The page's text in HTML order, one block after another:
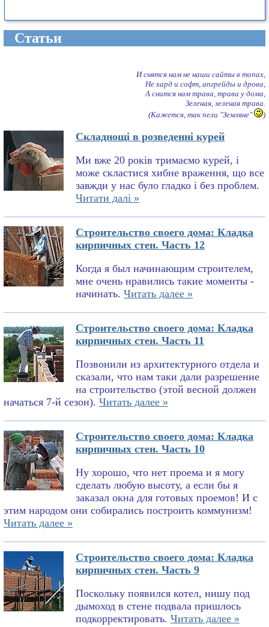
Cтатьи
И снятся нам не наши сайты в топах,
Не хард и софт, апгрейды и дрова,
А снится нам трава, трава у дома,
Зеленая, зеленая трава.
(Кажется, так пели "Земляне"
)
Складнощі в розведенні курей
Ми вже 20 років тримаємо курей, і
може скластися хибне враження, що все
завжди у нас було гладко і без проблем.
Читати далі »
Строительство своего дома: Кладка
кирпичных стен. Часть 12
Когда я был начинающим строителем,
мне очень нравились такие моменты -
начинать. Читать далее »
Строительство своего дома: Кладка
кирпичных стен. Часть 11
Позвонили из архитектурного отдела и
сказали, что нам таки дали разрешение
на строительство (этой весной должен
начаться 7-й сезон). Читать далее »
Строительство своего дома: Кладка
кирпичных стен. Часть 10
Ну хорошо, что нет проема и я могу
сделать любую высоту, а если бы я
заказал окна для готовых проемов! И с
этим народом они собирались построить коммунизм!
Читать далее »
Строительство своего дома: Кладка
кирпичных стен. Часть 9
Поскольку появился котел, нишу под
дымоход в стене подвала пришлось
подкорректировать. Читать далее »